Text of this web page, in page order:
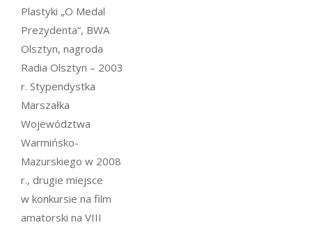
Plastyki „O Medal
Prezydenta”, BWA
Olsztyn, nagroda
Radia Olsztyn – 2003
r. Stypendystka
Marszałka
Województwa
Warmińsko-
Mazurskiego w 2008
r., drugie miejsce
w konkursie na film
amatorski na VIII